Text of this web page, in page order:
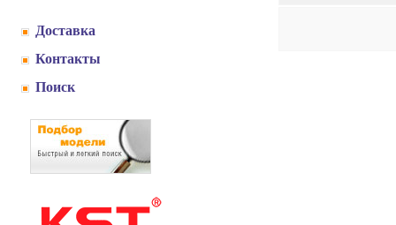
Доставка
Контакты
Поиск